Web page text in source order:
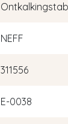
NEFF
311556
E-0038